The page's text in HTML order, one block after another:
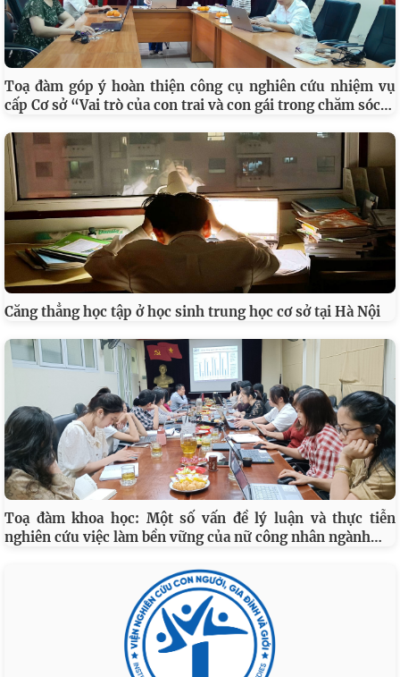
Toạ đàm góp ý hoàn thiện công cụ nghiên cứu nhiệm vụ
cấp Cơ sở “Vai trò của con trai và con gái trong chăm sóc…
Căng thẳng học tập ở học sinh trung học cơ sở tại Hà Nội
Toạ đàm khoa học: Một số vấn đề lý luận và thực tiễn
nghiên cứu việc làm bền vững của nữ công nhân ngành…